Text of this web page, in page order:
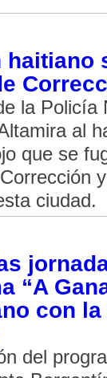
haitiano
la Policía
al
que se
ciudad.
“A
con
del